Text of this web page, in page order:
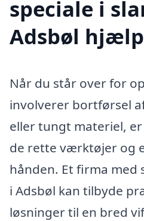
speciale i
Adsbøl
Når du står over for
involverer bortførsel
eller tungt materiel,
de rette værktøjer og
hånden. Et firma med
i Adsbøl kan tilbyde
løsninger til en bred